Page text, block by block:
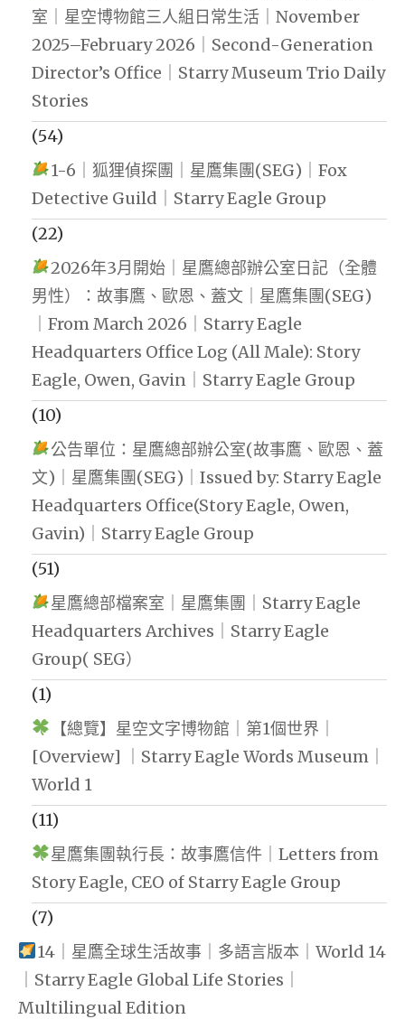
室｜星空博物館三人組日常生活｜November
2025–February 2026｜Second-Generation
Director’s Office｜Starry Museum Trio Daily
Stories
(54)
1-6｜狐狸偵探團｜星鷹集團(SEG)｜Fox
Detective Guild｜Starry Eagle Group
(22)
2026年3月開始｜星鷹總部辦公室日記（全體
男性）：故事鷹、歐恩、蓋文｜星鷹集團(SEG)
｜From March 2026｜Starry Eagle
Headquarters Office Log (All Male): Story
Eagle, Owen, Gavin｜Starry Eagle Group
(10)
公告單位：星鷹總部辦公室(故事鷹、歐恩、蓋
文)｜星鷹集團(SEG)｜Issued by: Starry Eagle
Headquarters Office(Story Eagle, Owen,
Gavin)｜Starry Eagle Group
(51)
星鷹總部檔案室｜星鷹集團｜Starry Eagle
Headquarters Archives｜Starry Eagle
Group( SEG）
(1)
【總覽】星空文字博物館｜第1個世界｜
[Overview] ｜Starry Eagle Words Museum｜
World 1
(11)
星鷹集團執行長：故事鷹信件｜Letters from
Story Eagle, CEO of Starry Eagle Group
(7)
14｜星鷹全球生活故事｜多語言版本｜World 14
｜Starry Eagle Global Life Stories｜
Multilingual Edition